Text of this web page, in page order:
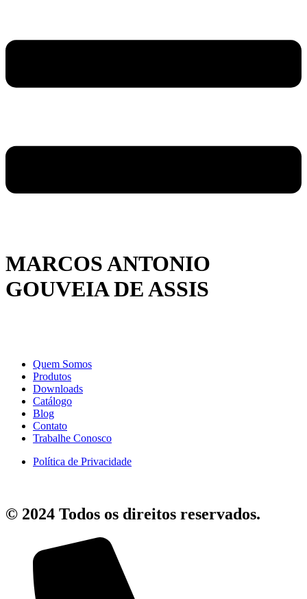
MARCOS ANTONIO
GOUVEIA DE ASSIS
Quem Somos
Produtos
Downloads
Catálogo
Blog
Contato
Trabalhe Conosco
Política de Privacidade
© 2024 Todos os direitos reservados.